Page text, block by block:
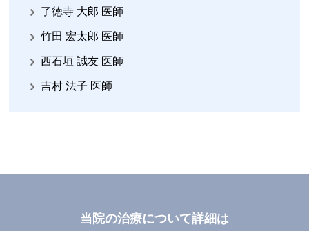
了徳寺 大郎 医師
竹田 宏太郎 医師
西石垣 誠友 医師
吉村 法子 医師
当院の治療について詳細は